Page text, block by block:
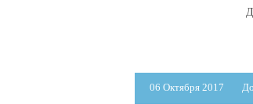
06 Октября 2017